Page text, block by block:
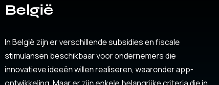
België
In België zijn er verschillende subsidies en fiscale
stimulansen beschikbaar voor ondernemers die
innovatieve ideeën willen realiseren, waaronder app-